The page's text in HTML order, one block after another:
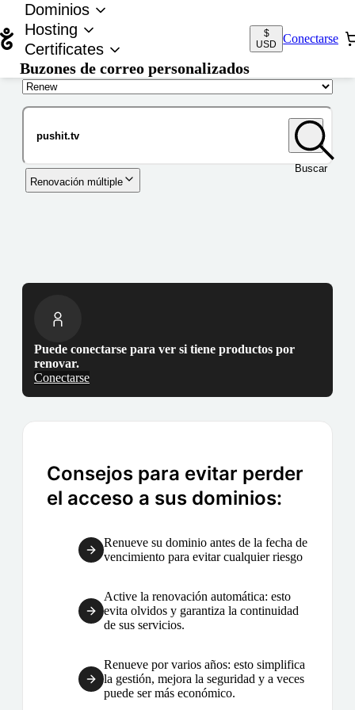
Dominios
Hosting
Certificates
Buzones de correo personalizados
$
USD
Conectarse
Buscar
Renovación múltiple
Puede conectarse para ver si tiene productos por
renovar.
Conectarse
Consejos para evitar perder
el acceso a sus dominios:
Renueve su dominio antes de la fecha de
vencimiento para evitar cualquier riesgo
Active la renovación automática: esto
evita olvidos y garantiza la continuidad
de sus servicios.
Renueve por varios años: esto simplifica
la gestión, mejora la seguridad y a veces
puede ser más económico.